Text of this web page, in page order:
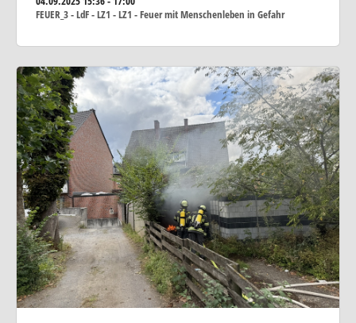
FEUER_3 - LdF - LZ1 - LZ1 - Feuer mit Menschenleben in Gefahr